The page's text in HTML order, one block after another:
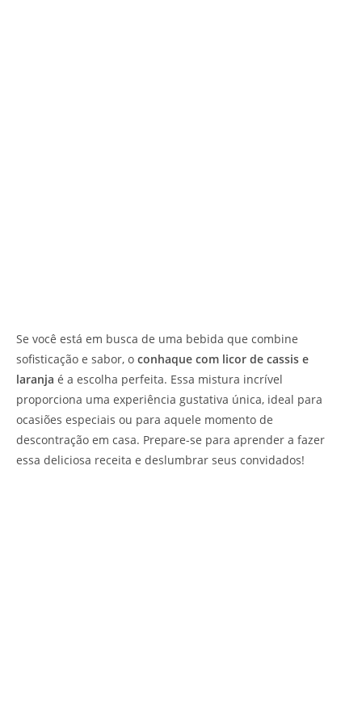
Se você está em busca de uma bebida que combine
sofisticação e sabor, o conhaque com licor de cassis e
laranja é a escolha perfeita. Essa mistura incrível
proporciona uma experiência gustativa única, ideal para
ocasiões especiais ou para aquele momento de
descontração em casa. Prepare-se para aprender a fazer
essa deliciosa receita e deslumbrar seus convidados!